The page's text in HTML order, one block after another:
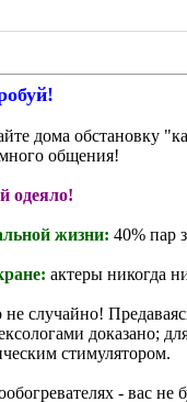
дома обстановку
общения!
одеяло!
жизни: 40% пар
актеры никогда
не случайно!
доказано;
стимулятором.
- вас